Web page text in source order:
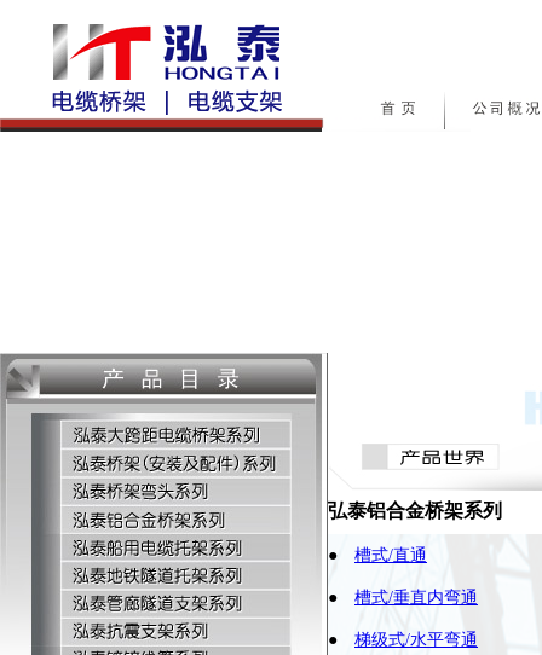
弘泰铝合金桥架系列
● 槽式/直通
● 槽式/垂直内弯通
● 梯级式/水平弯通